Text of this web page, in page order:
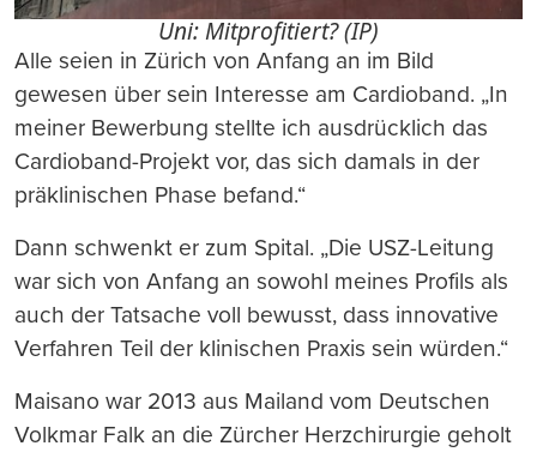
Uni: Mitprofitiert? (IP)
Alle seien in Zürich von Anfang an im Bild
gewesen über sein Interesse am Cardioband. „In
meiner Bewerbung stellte ich ausdrücklich das
Cardioband-Projekt vor, das sich damals in der
präklinischen Phase befand.“
Dann schwenkt er zum Spital. „Die USZ-Leitung
war sich von Anfang an sowohl meines Profils als
auch der Tatsache voll bewusst, dass innovative
Verfahren Teil der klinischen Praxis sein würden.“
Maisano war 2013 aus Mailand vom Deutschen
Volkmar Falk an die Zürcher Herzchirurgie geholt